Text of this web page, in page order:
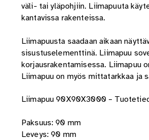
väli- tai yläpohjiin. Liimapuuta
kantavissa rakenteissa.
Liimapuusta saadaan aikaan
sisustuselementtinä. Liimapuu
korjausrakentamisessa. Liimapuu
Liimapuu on myös mittatarkkaa ja
Liimapuu 90X90X3000 –
Paksuus: 90 mm
Leveys: 90 mm